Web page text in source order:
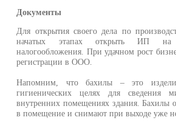
Документы
Для открытия своего дела по
начатых этапах открыть ИП на
налогообложения. При удачном рост
регистрации в ООО.
Напомним, что бахилы – это
гигиенических целях для сведения
внутренних помещениях здания. Бахилы
в помещение и снимают при выходе уже